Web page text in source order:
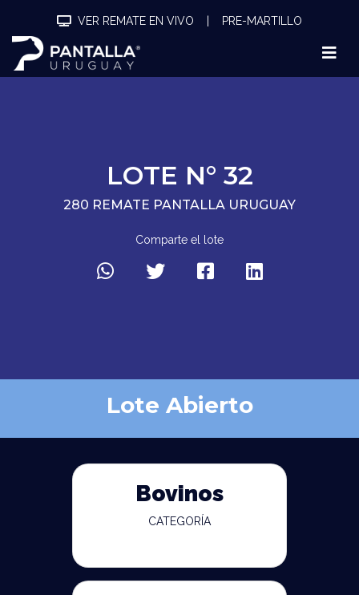
VER REMATE EN VIVO PRE-MARTILLO
LOTE N° 32
280 REMATE PANTALLA URUGUAY
Comparte el lote
Lote Abierto
Bovinos
CATEGORÍA